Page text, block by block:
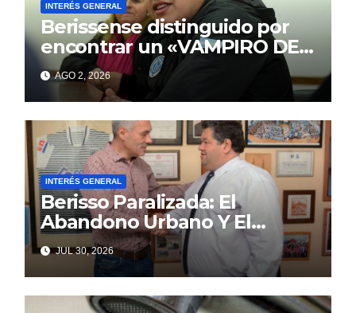
INTERÉS GENERAL
Berissense distinguido por
encontrar un «VAMPIRO DE
MAR»
AGO 2, 2026
INTERÉS GENERAL
Berisso Paralizada: El
Abandono Urbano Y El
Despilfarro Político Repiten
Una Vieja Historia De
Ineficiencia
JUL 30, 2026